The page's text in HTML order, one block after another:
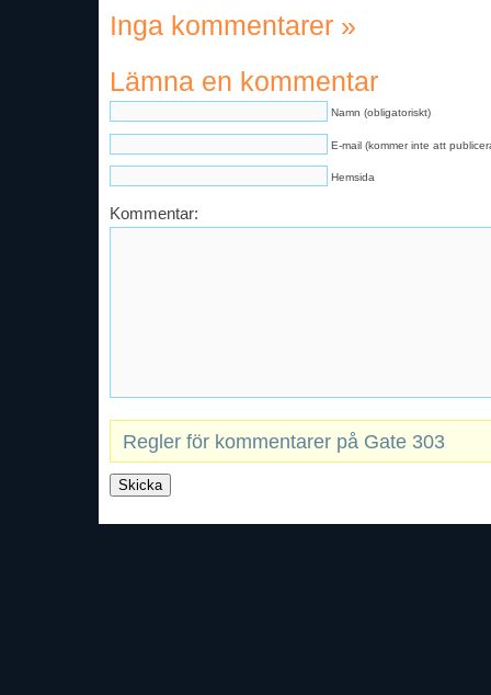
Inga kommentarer »
Lämna en kommentar
Namn (obligatoriskt)
E-mail (kommer inte att
Hemsida
Kommentar:
Regler för kommentarer på Gate 303